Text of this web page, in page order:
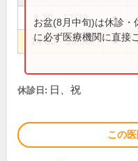
8:30～12:30 ●
14:00～18:00 ●
お盆(8月中旬)は休診・
に必ず医療機関に直接
休診日: 日、祝
この